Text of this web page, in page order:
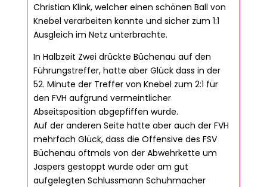
Christian Klink, welcher einen schönen Ball von
Knebel verarbeiten konnte und sicher zum 1:1
Ausgleich im Netz unterbrachte.
In Halbzeit Zwei drückte Büchenau auf den
Führungstreffer, hatte aber Glück dass in der
52. Minute der Treffer von Knebel zum 2:1 für
den FVH aufgrund vermeintlicher
Abseitsposition abgepfiffen wurde.
Auf der anderen Seite hatte aber auch der FVH
mehrfach Glück, dass die Offensive des FSV
Büchenau oftmals von der Abwehrkette um
Jaspers gestoppt wurde oder am gut
aufgelegten Schlussmann Schuhmacher